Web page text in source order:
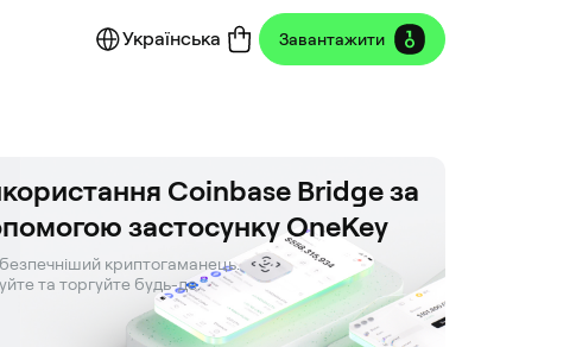
Українська Завантажити
Coinbase Bridge за
застосунку OneKey
криптогаманець.
та торгуйте будь-де.